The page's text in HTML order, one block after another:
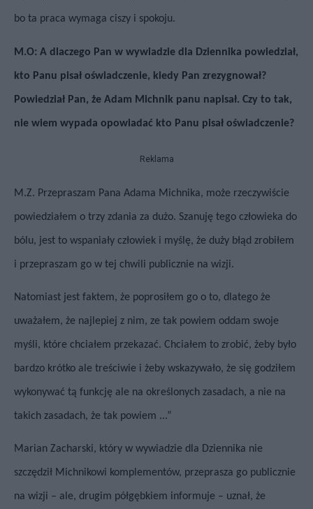
bo ta praca wymaga ciszy i spokoju.
M.O: A dlaczego Pan w wywiadzie dla Dziennika powiedział,
kto Panu pisał oświadczenie, kiedy Pan zrezygnował?
Powiedział Pan, że Adam Michnik panu napisał. Czy to tak,
nie wiem wypada opowiadać kto Panu pisał oświadczenie?
Reklama
M.Z. Przepraszam Pana Adama Michnika, może rzeczywiście
powiedziałem o trzy zdania za dużo. Szanuję tego człowieka do
bólu, jest to wspaniały człowiek i myślę, że duży błąd zrobiłem
i przepraszam go w tej chwili publicznie na wizji.
Natomiast jest faktem, że poprosiłem go o to, dlatego że
uważałem, że najlepiej z nim, ze tak powiem oddam swoje
myśli, które chciałem przekazać. Chciałem to zrobić, żeby było
bardzo krótko ale treściwie i żeby wskazywało, że się godziłem
wykonywać tą funkcję ale na określonych zasadach, a nie na
takich zasadach, że tak powiem ...”
Marian Zacharski, który w wywiadzie dla Dziennika nie
szczędził Michnikowi komplementów, przeprasza go publicznie
na wizji – ale, drugim półgębkiem informuje – uznał, że